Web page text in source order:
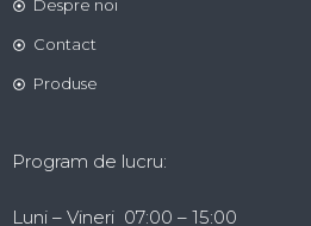
Despre noi
Contact
Produse
Program de lucru:
Luni – Vineri 07:00 – 15:00